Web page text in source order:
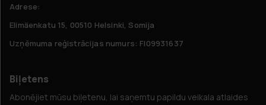
Adrese:
Elimäenkatu 15, 00510 Helsinki, Somija
Uzņēmuma reģistrācijas numurs: FI09931637
Biļetens
Abonējiet mūsu biļetenu, lai saņemtu papildu veikala atlaides